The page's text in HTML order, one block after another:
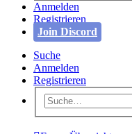
Anmelden
Registrieren
Join Discord
Suche
Anmelden
Registrieren